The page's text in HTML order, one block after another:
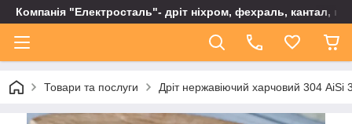
Компанія "Електросталь"- дріт ніхром, фехраль, кантал,
Товари та послуги Дріт нержавіючий харчовий 304 AiSi